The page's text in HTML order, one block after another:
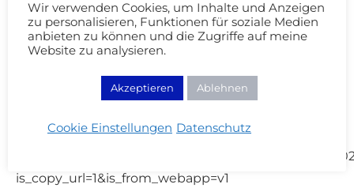
L’ORÉAL PARIS Infallible Fresh Wear Liquid
Foundation
L’ORÉAL PARIS Infallible Fresh Wear Puder
https://www.tiktok.com/@carinateresa_/video/
is_copy_url=1&is_from_webapp=v1
Wir verwenden Cookies, um Inhalte und Anzeigen
zu personalisieren, Funktionen für soziale Medien
anbieten zu können und die Zugriffe auf meine
Website zu analysieren.
Akzeptieren Ablehnen
Cookie Einstellungen Datenschutz